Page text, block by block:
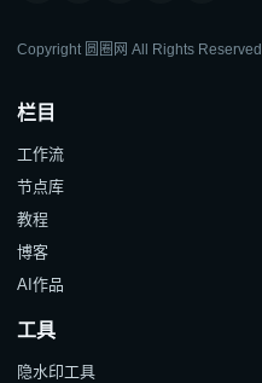
Copyright 圆圈网 All Rights Reserved
栏目
工作流
节点库
教程
博客
AI作品
工具
隐水印工具